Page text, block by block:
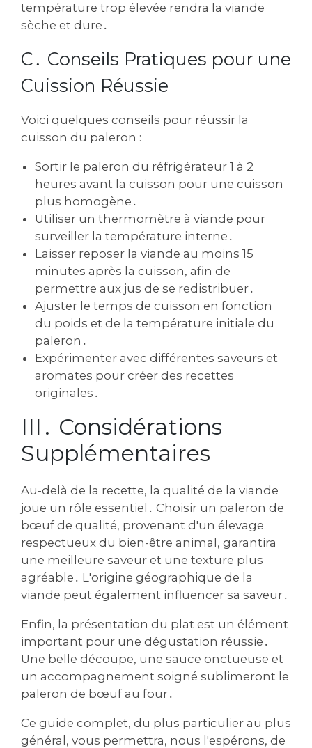
température trop élevée rendra la viande
sèche et dure․
C․ Conseils Pratiques pour une
Cuission Réussie
Voici quelques conseils pour réussir la
cuisson du paleron :
Sortir le paleron du réfrigérateur 1 à 2
heures avant la cuisson pour une cuisson
plus homogène․
Utiliser un thermomètre à viande pour
surveiller la température interne․
Laisser reposer la viande au moins 15
minutes après la cuisson‚ afin de
permettre aux jus de se redistribuer․
Ajuster le temps de cuisson en fonction
du poids et de la température initiale du
paleron․
Expérimenter avec différentes saveurs et
aromates pour créer des recettes
originales․
III․ Considérations
Supplémentaires
Au-delà de la recette‚ la qualité de la viande
joue un rôle essentiel․ Choisir un paleron de
bœuf de qualité‚ provenant d'un élevage
respectueux du bien-être animal‚ garantira
une meilleure saveur et une texture plus
agréable․ L'origine géographique de la
viande peut également influencer sa saveur․
Enfin‚ la présentation du plat est un élément
important pour une dégustation réussie․
Une belle découpe‚ une sauce onctueuse et
un accompagnement soigné sublimeront le
paleron de bœuf au four․
Ce guide complet‚ du plus particulier au plus
général‚ vous permettra‚ nous l'espérons‚ de